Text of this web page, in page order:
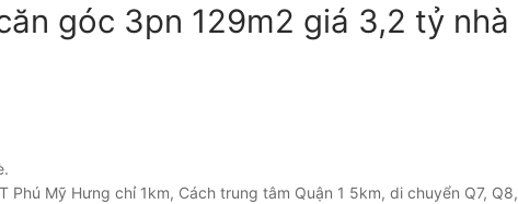
góc 3pn 129m2 giá 3,2 tỷ nhà
Mỹ Hưng chỉ 1km, Cách trung tâm Quận 1 5km, di chuyển Q7, Q8,